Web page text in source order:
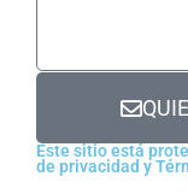
Este sitio está
de privacidad y